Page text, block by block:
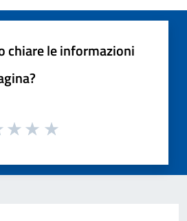
chiare le informazioni